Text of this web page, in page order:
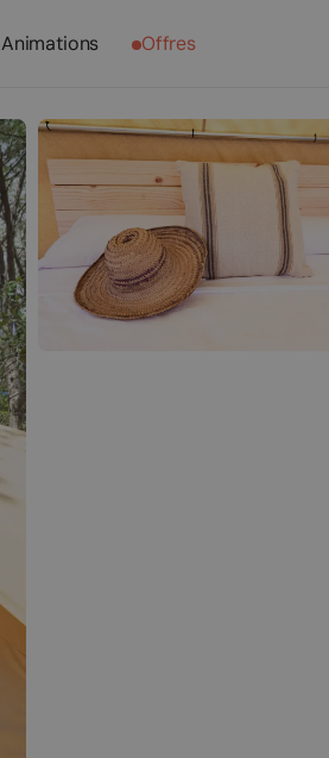
Animations Offres